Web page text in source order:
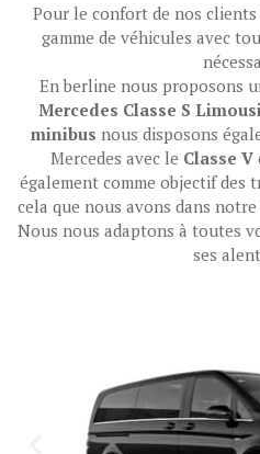
Pour le confort de nos
gamme de véhicules avec
En berline nous proposons
Mercedes Classe S
minibus nous disposons
Mercedes avec le Classe V
également comme objectif des
cela que nous avons dans
Nous nous adaptons à toutes
ses